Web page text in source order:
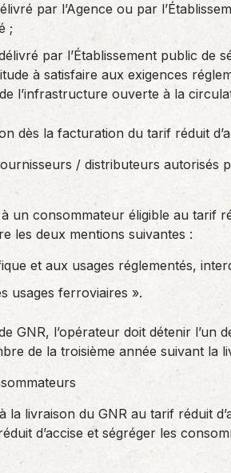
par l’Agence ou par
;
par l’Établissement public
à satisfaire aux exigences
l’infrastructure ouverte à la
dès la facturation du tarif réduit
/ distributeurs autorisés
un consommateur éligible au tarif
les deux mentions suivantes :
et aux usages réglementés,
usages ferroviaires ».
GNR, l’opérateur doit détenir l’un
de la troisième année suivant la
la livraison du GNR au tarif réduit
d’accise et ségréger les